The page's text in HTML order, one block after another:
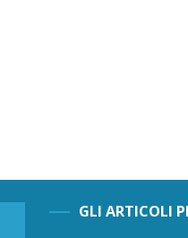
GLI ARTICOLI